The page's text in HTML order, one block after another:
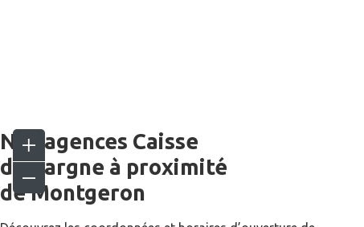
Nos agences Caisse
d’Epargne à proximité
deMontgeron